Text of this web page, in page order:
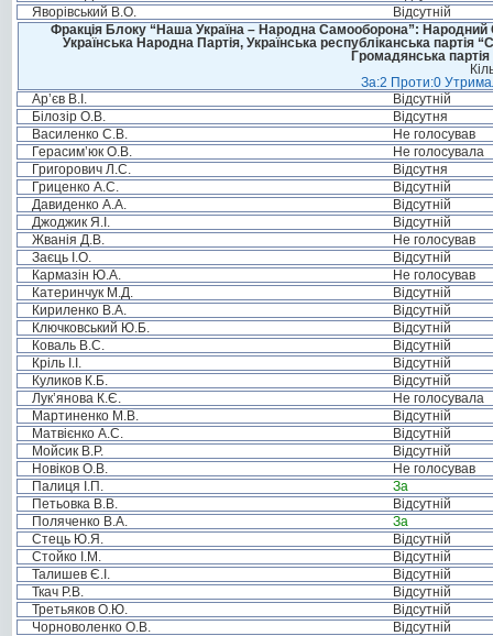
Яворівський В.О.
Відсутній
Фракція Блоку “Наша Україна – Народна Самооборона”: Народний
Українська Народна Партія, Українська республіканська
Громадянська
За:2 Проти:0
Ар’єв В.І.
Відсутній
Білозір О.В.
Відсутня
Василенко С.В.
Не голосував
Герасим’юк О.В.
Не голосувала
Григорович Л.С.
Відсутня
Гриценко А.С.
Відсутній
Давиденко А.А.
Відсутній
Джоджик Я.І.
Відсутній
Жванія Д.В.
Не голосував
Заєць І.О.
Відсутній
Кармазін Ю.А.
Не голосував
Катеринчук М.Д.
Відсутній
Кириленко В.А.
Відсутній
Ключковський Ю.Б.
Відсутній
Коваль В.С.
Відсутній
Кріль І.І.
Відсутній
Куликов К.Б.
Відсутній
Лук’янова К.Є.
Не голосувала
Мартиненко М.В.
Відсутній
Матвієнко А.С.
Відсутній
Мойсик В.Р.
Відсутній
Новіков О.В.
Не голосував
Палиця І.П.
За
Петьовка В.В.
Відсутній
Поляченко В.А.
За
Стець Ю.Я.
Відсутній
Стойко І.М.
Відсутній
Талишев Є.І.
Відсутній
Ткач Р.В.
Відсутній
Третьяков О.Ю.
Відсутній
Чорноволенко О.В.
Відсутній